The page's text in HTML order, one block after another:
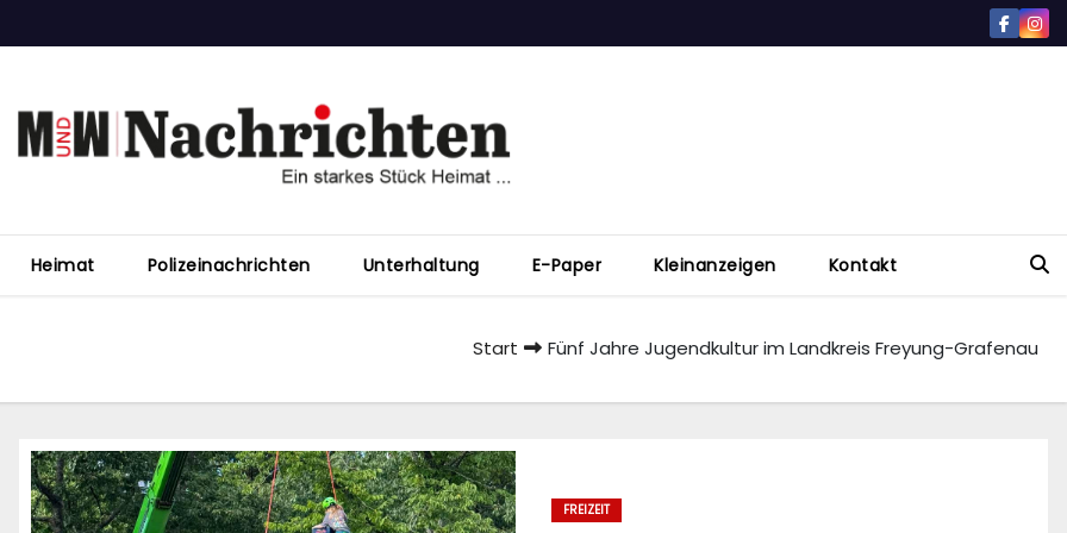
Heimat Polizeinachrichten Unterhaltung E-Paper Kleinanzeigen Kontakt
Start Fünf Jahre Jugendkultur im Landkreis Freyung-Grafenau
FREIZEIT